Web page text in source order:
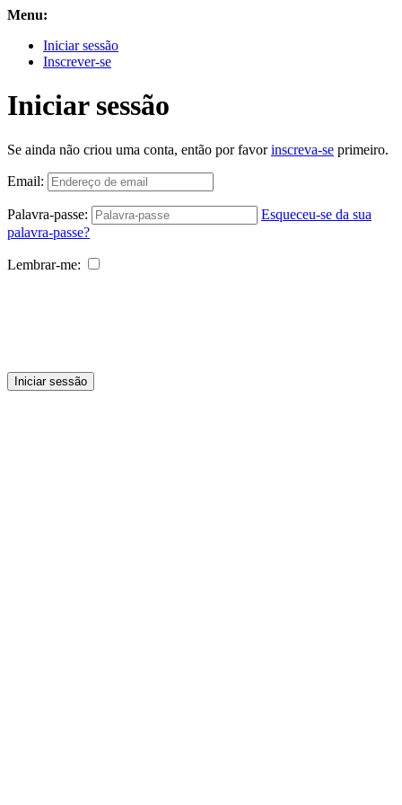
Menu:
Iniciar sessão
Inscrever-se
Iniciar sessão
Se ainda não criou uma conta, então por favorinscreva-se primeiro.
Email:
Palavra-passe:
Esqueceu-se da sua
palavra-passe?
Lembrar-me:
Iniciar sessão